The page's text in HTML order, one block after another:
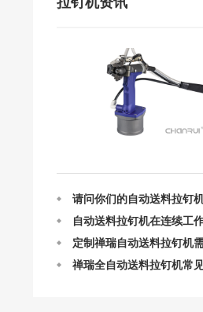
定制禅瑞自动送料拉钉机
禅瑞自动送料拉钉机的结
禅瑞自动送料拉钉机的作
自动送料拉钉机最快一分
抽芯铆钉在使用中一些常
禅瑞自动送料拉钉机选购
自动送料拉钉机在连续工
定制禅瑞自动送料拉钉机
禅瑞全自动送料拉钉机常
禅瑞自动送料拉钉机的结